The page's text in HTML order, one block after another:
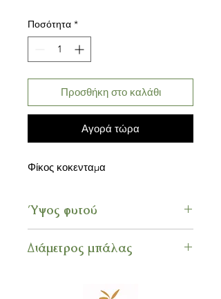
Ποσότητα *
Προσθήκη στο καλάθι
Αγορά τώρα
Φίκος κοκενταμα
Ύψος φυτού
Διάμετρος μπάλας